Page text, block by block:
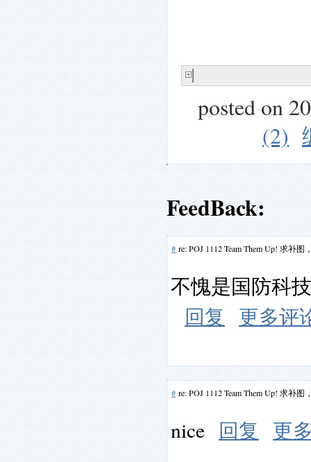
posted on
(2)
FeedBack:
# re: POJ 1112 Team Them Up! 求补
不愧是国防科
回复
更多评
# re: POJ 1112 Team Them Up! 求补
nice 回复 更